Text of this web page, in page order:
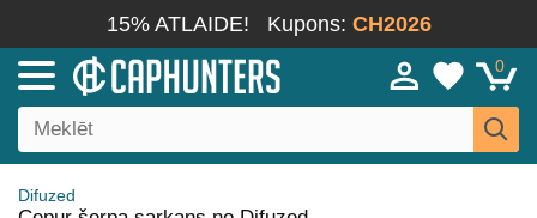
15% ATLAIDE! Kupons: CH2026
0
Difuzed